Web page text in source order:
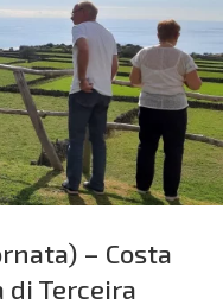
– Costa
di Terceira